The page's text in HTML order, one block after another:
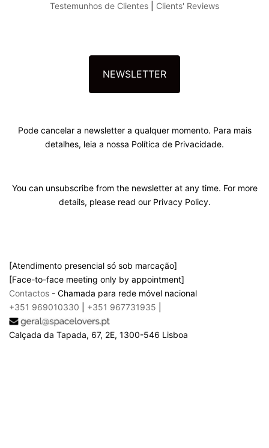
Testemunhos de Clientes Clients' Reviews
NEWSLETTER
Pode cancelar a newsletter a qualquer momento. Para mais
detalhes, leia a nossa Política de Privacidade.
You can unsubscribe from the newsletter at any time. For more
details, please read our Privacy Policy.
[Atendimento presencial só sob marcação]
[Face-to-face meeting only by appointment]
Contactos - Chamada para rede móvel nacional
+351 969010330
+351 967731935
Calçada da Tapada, 67, 2E, 1300-546 Lisboa